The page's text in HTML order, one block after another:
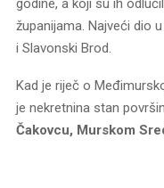
godine, a koji su ih
županijama. Najveći dio
i Slavonski Brod.
Kad je riječ o
je nekretnina stan
Čakovcu, Murskom